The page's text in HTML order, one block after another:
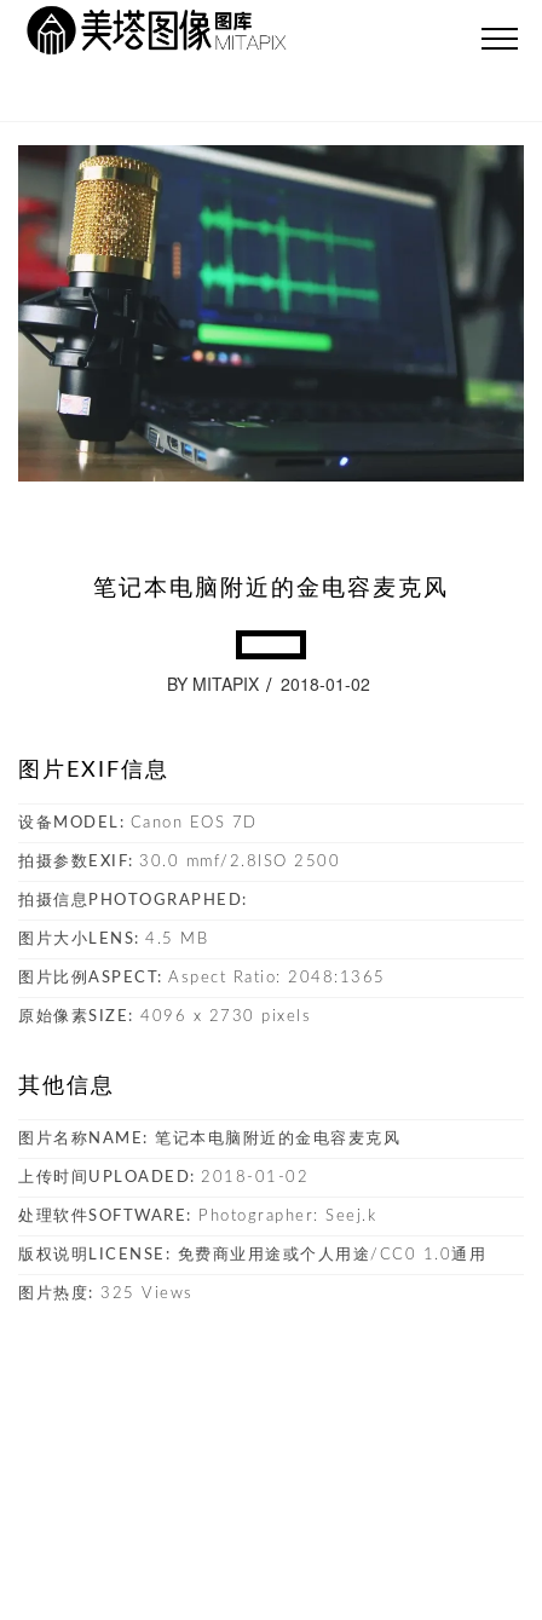
笔记本电脑附近的金电容麦克风
BY MITAPIX 2018-01-02
图片EXIF信息
设备MODEL: Canon EOS 7D
拍摄参数EXIF: 30.0 mmf/2.8ISO 2500
拍摄信息PHOTOGRAPHED:
图片大小LENS: 4.5 MB
图片比例ASPECT: Aspect Ratio: 2048:1365
原始像素SIZE: 4096 x 2730 pixels
其他信息
图片名称NAME: 笔记本电脑附近的金电容麦克风
上传时间UPLOADED: 2018-01-02
处理软件SOFTWARE: Photographer: Seej.k
版权说明LICENSE: 免费商业用途或个人用途/CC0 1.0通用
图片热度: 325 Views